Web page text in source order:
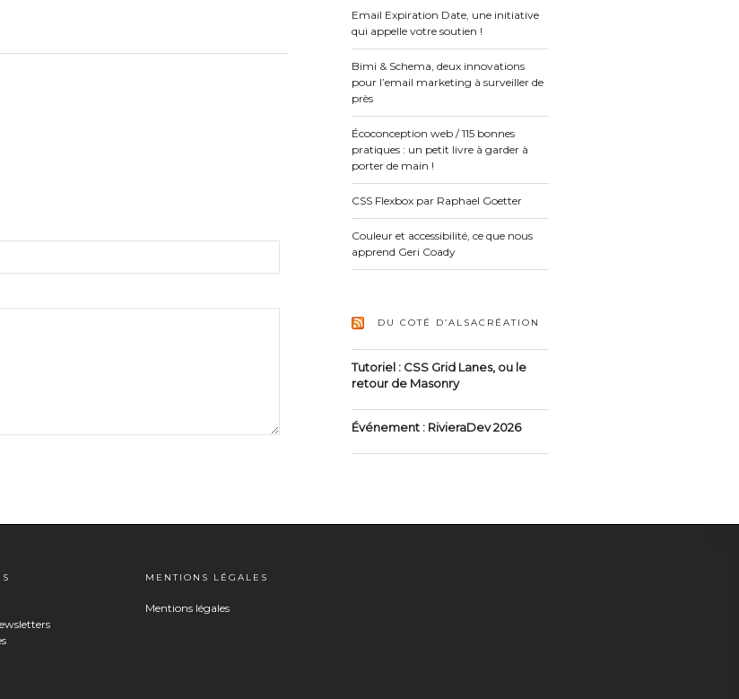
Email Expiration Date, une initiative
qui appelle votre soutien !
Bimi & Schema, deux innovations
pour l’email marketing à surveiller de
près
Écoconception web / 115 bonnes
pratiques : un petit livre à garder à
porter de main !
CSS Flexbox par Raphael Goetter
Couleur et accessibilité, ce que nous
apprend Geri Coady
DU COTÉ D’ALSACRÉATION
Tutoriel : CSS Grid Lanes, ou le
retour de Masonry
Événement : RivieraDev 2026
MENTIONS LÉGALES
Mentions légales